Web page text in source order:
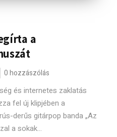
a
0 hozzászólás
és internetes zaklatás
fel új klipjében a
derűs gitárpop banda „Az
a sokak...